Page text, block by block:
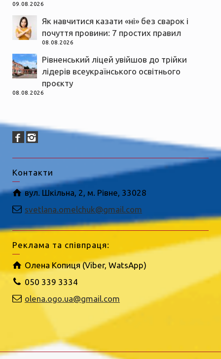
09.08.2026
Як навчитися казати «ні» без сварок і
почуття провини: 7 простих правил
08.08.2026
Рівненський ліцей увійшов до трійки
лідерів всеукраїнського освітнього
проєкту
08.08.2026
Контакти
вул. Шкільна, 2, м. Рівне, 33028
svetlana.omelchuk@gmail.com
Реклама та співпраця:
Олена Копиця (Viber, WatsApp)
050 339 3334
olena.ogo.ua@gmail.com